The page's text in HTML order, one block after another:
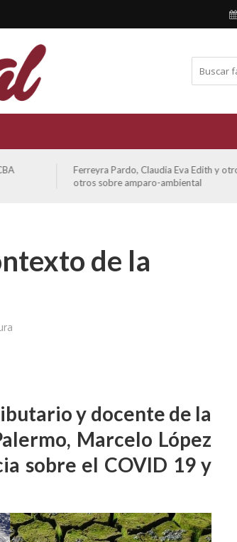
Ferreyra Pardo, Claudia Eva Edith y
otros sobre amparo-ambiental
de la
y docente de la
Marcelo López
sobre el COVID 19 y